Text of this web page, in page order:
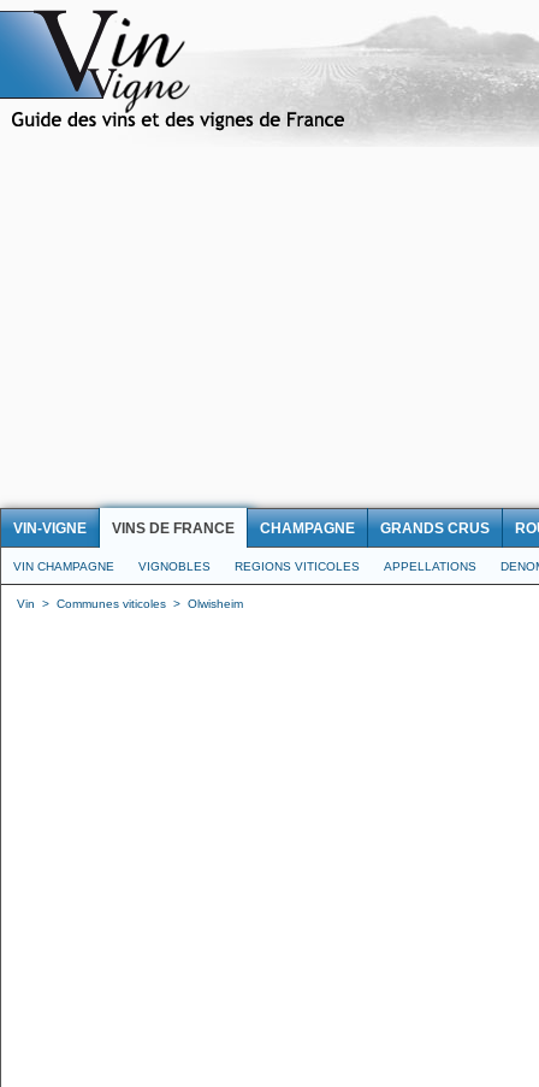
VIN-VIGNE VINS DE FRANCE CHAMPAGNE GRANDS CRUS
VIN CHAMPAGNE VIGNOBLES REGIONS VITICOLES APPELLATIONS
Vin > Communes viticoles > Olwisheim